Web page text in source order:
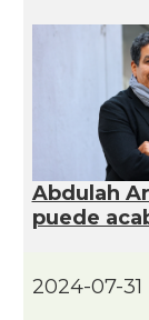
Abdulah
puede
2024-07-31